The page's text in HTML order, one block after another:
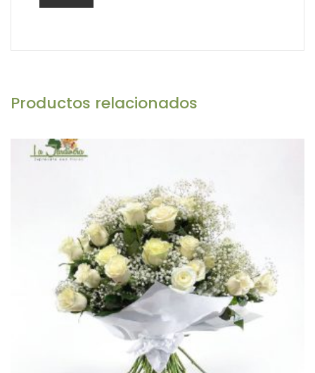
Productos relacionados